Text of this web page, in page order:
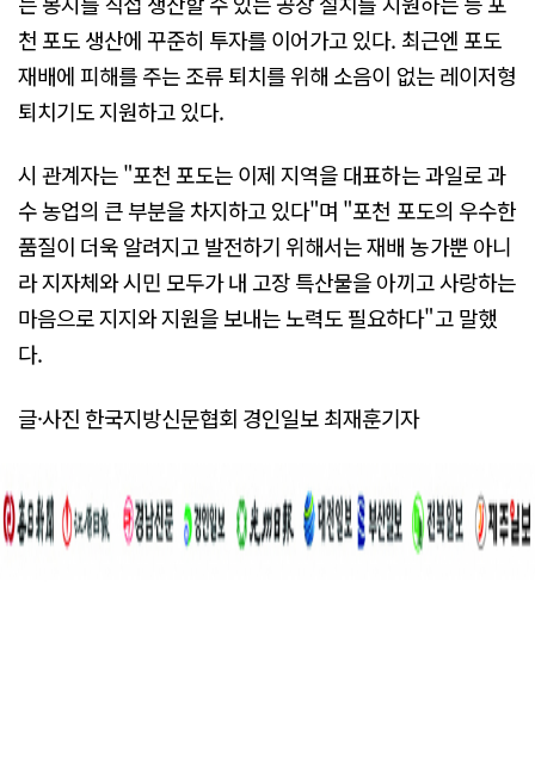
천 포도 생산에 꾸준히 투자를 이어가고 있다. 최근엔 포도
재배에 피해를 주는 조류 퇴치를 위해 소음이 없는 레이저형
퇴치기도 지원하고 있다.
시 관계자는 "포천 포도는 이제 지역을 대표하는 과일로 과
수 농업의 큰 부분을 차지하고 있다"며 "포천 포도의 우수한
품질이 더욱 알려지고 발전하기 위해서는 재배 농가뿐 아니
라 지자체와 시민 모두가 내 고장 특산물을 아끼고 사랑하는
마음으로 지지와 지원을 보내는 노력도 필요하다"고 말했
다.
글·사진 한국지방신문협회 경인일보 최재훈기자